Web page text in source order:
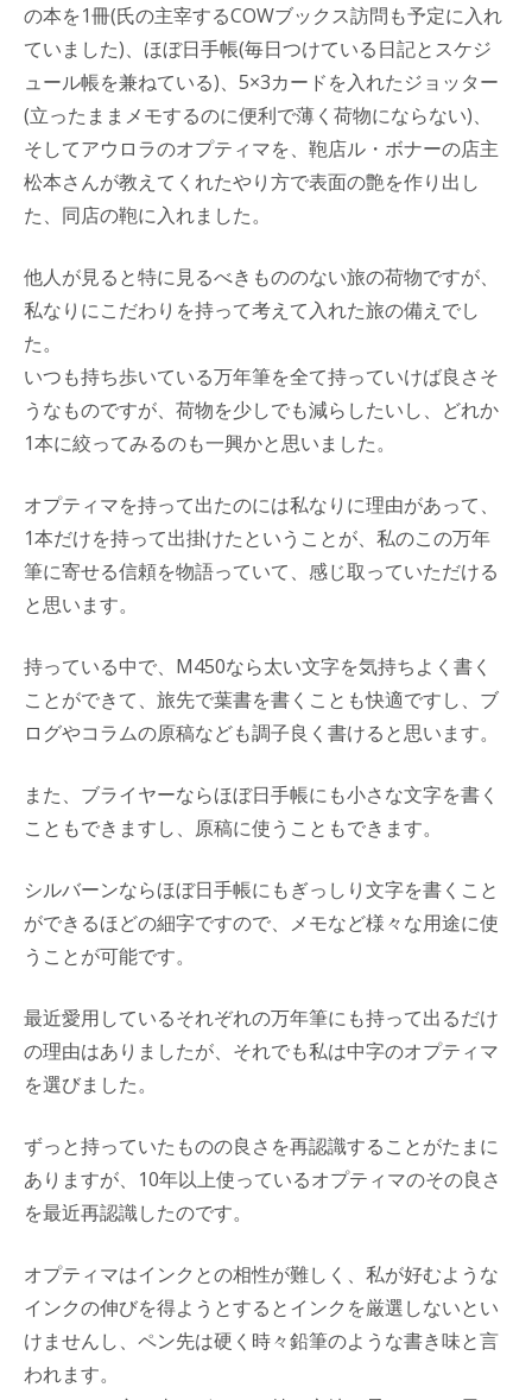
の本を1冊(氏の主宰するCOWブックス訪問も予定に入れ
ていました)、ほぼ日手帳(毎日つけている日記とスケジ
ュール帳を兼ねている)、5×3カードを入れたジョッター
(立ったままメモするのに便利で薄く荷物にならない)、
そしてアウロラのオプティマを、鞄店ル・ボナーの店主
松本さんが教えてくれたやり方で表面の艶を作り出し
た、同店の鞄に入れました。
他人が見ると特に見るべきもののない旅の荷物ですが、
私なりにこだわりを持って考えて入れた旅の備えでし
た。
いつも持ち歩いている万年筆を全て持っていけば良さそ
うなものですが、荷物を少しでも減らしたいし、どれか
1本に絞ってみるのも一興かと思いました。
オプティマを持って出たのには私なりに理由があって、
1本だけを持って出掛けたということが、私のこの万年
筆に寄せる信頼を物語っていて、感じ取っていただける
と思います。
持っている中で、M450なら太い文字を気持ちよく書く
ことができて、旅先で葉書を書くことも快適ですし、ブ
ログやコラムの原稿なども調子良く書けると思います。
また、ブライヤーならほぼ日手帳にも小さな文字を書く
こともできますし、原稿に使うこともできます。
シルバーンならほぼ日手帳にもぎっしり文字を書くこと
ができるほどの細字ですので、メモなど様々な用途に使
うことが可能です。
最近愛用しているそれぞれの万年筆にも持って出るだけ
の理由はありましたが、それでも私は中字のオプティマ
を選びました。
ずっと持っていたものの良さを再認識することがたまに
ありますが、10年以上使っているオプティマのその良さ
を最近再認識したのです。
オプティマはインクとの相性が難しく、私が好むような
インクの伸びを得ようとするとインクを厳選しないとい
けませんし、ペン先は硬く時々鉛筆のような書き味と言
われます。